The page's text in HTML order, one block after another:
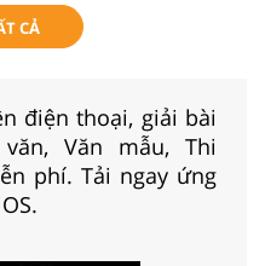
CẢ
điện thoại, giải bài
Văn mẫu, Thi
phí. Tải ngay ứng